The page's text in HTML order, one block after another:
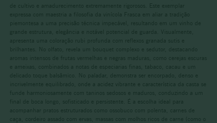
de cultivo e amadurecimento extremamente rigorosos. Este exemplar
expressa com maestria a filosofia da vinícola Frasca em aliar a tradição
piemontesa a uma precisão técnica impecável, resultando em um vinho de
grande estrutura, elegância e notável potencial de guarda. Visualmente,
apresenta uma coloração rubi profunda com reflexos granada sutis e
brilhantes. No olfato, revela um bouquet complexo e sedutor, destacando
aromas intensos de frutas vermelhas e negras maduras, como cerejas escuras
e ameixas, combinados a notas de especiarias finas, tabaco, cacau e um
delicado toque balsâmico. No paladar, demonstra ser encorpado, denso e
incrivelmente equilibrado, onde a acidez vibrante e característica da casta se
funde harmoniosamente com taninos sedosos e maduros, conduzindo a um
final de boca longo, sofisticado e persistente. É a escolha ideal para
acompanhar pratos estruturados como ossobuco com polenta, carnes de
caça, cordeiro assado com ervas, massas com molhos ricos de carne (como o